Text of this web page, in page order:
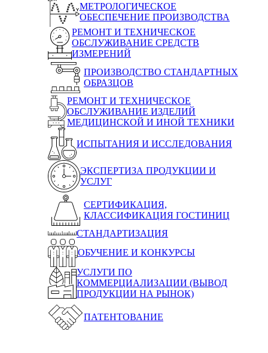
МЕТРОЛОГИЧЕСКОЕ
ОБЕСПЕЧЕНИЕ ПРОИЗВОДСТВА
РЕМОНТ И ТЕХНИЧЕСКОЕ
ОБСЛУЖИВАНИЕ СРЕДСТВ
ИЗМЕРЕНИЙ
ПРОИЗВОДСТВО СТАНДАРТНЫХ
ОБРАЗЦОВ
РЕМОНТ И ТЕХНИЧЕСКОЕ
ОБСЛУЖИВАНИЕ ИЗДЕЛИЙ
МЕДИЦИНСКОЙ И ИНОЙ ТЕХНИКИ
ИСПЫТАНИЯ И ИССЛЕДОВАНИЯ
ЭКСПЕРТИЗА ПРОДУКЦИИ И
УСЛУГ
СЕРТИФИКАЦИЯ,
КЛАССИФИКАЦИЯ ГОСТИНИЦ
СТАНДАРТИЗАЦИЯ
ОБУЧЕНИЕ И КОНКУРСЫ
УСЛУГИ ПО
КОММЕРЦИАЛИЗАЦИИ (ВЫВОД
ПРОДУКЦИИ НА РЫНОК)
ПАТЕНТОВАНИЕ